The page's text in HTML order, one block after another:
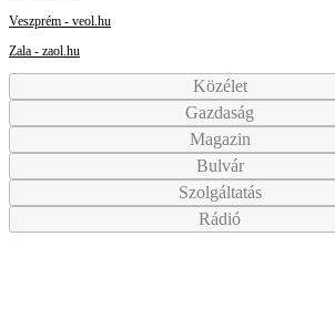
Veszprém - veol.hu
Zala - zaol.hu
Közélet
Gazdaság
Magazin
Bulvár
Szolgáltatás
Rádió